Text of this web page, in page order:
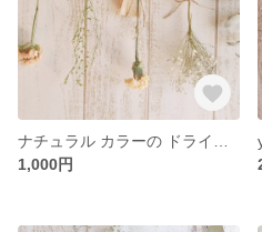
1,000円